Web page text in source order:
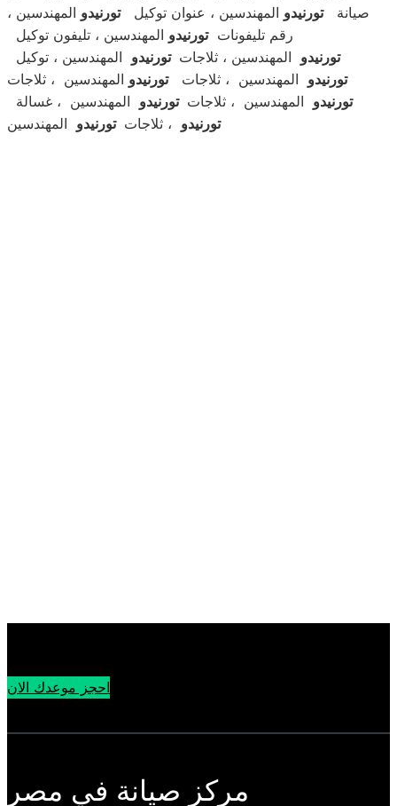
صيانةتورنيدو المهندسين ، عنوان توكيلتورنيدو المهندسين ،
رقم تليفوناتتورنيدو المهندسين ، تليفون توكيل
تورنيدو المهندسين ، ثلاجات تورنيدو المهندسين ، توكيل
تورنيدو المهندسين ، ثلاجاتتورنيدو المهندسين ، ثلاجات
تورنيدو المهندسين ، ثلاجات تورنيدو المهندسين ، غسالة
تورنيدو ، ثلاجات تورنيدو المهندسين
احجز موعدك الان
مركز صيانة في مصر